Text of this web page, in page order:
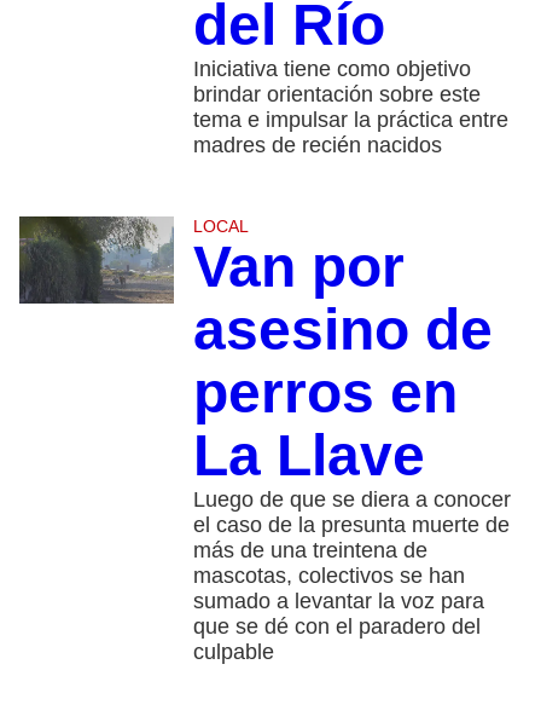
del Río
Iniciativa tiene como objetivo
brindar orientación sobre este
tema e impulsar la práctica entre
madres de recién nacidos
LOCAL
Van por
asesino de
perros en
La Llave
Luego de que se diera a conocer
el caso de la presunta muerte de
más de una treintena de
mascotas, colectivos se han
sumado a levantar la voz para
que se dé con el paradero del
culpable